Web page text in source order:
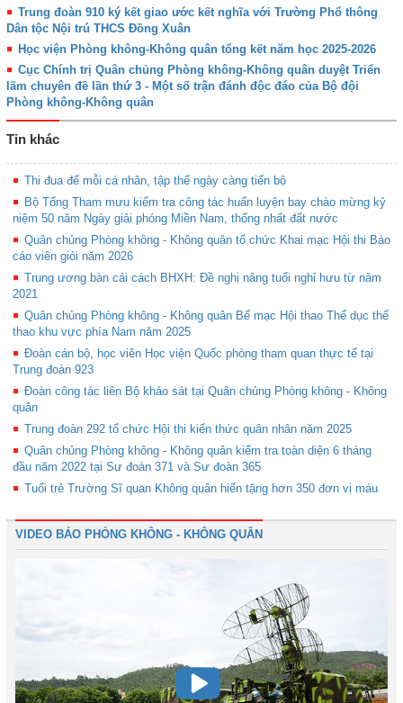
Trung đoàn 910 ký kết giao ước kết nghĩa với Trường Phổ thông
Dân tộc Nội trú THCS Đồng Xuân
Học viện Phòng không-Không quân tổng kết năm học 2025-2026
Cục Chính trị Quân chủng Phòng không-Không quân duyệt Triển
lãm chuyên đề lần thứ 3 - Một số trận đánh độc đáo của Bộ đội
Phòng không-Không quân
Tin khác
Thi đua để mỗi cá nhân, tập thể ngày càng tiến bộ
Bộ Tổng Tham mưu kiểm tra công tác huấn luyện bay chào mừng kỷ
niệm 50 năm Ngày giải phóng Miền Nam, thống nhất đất nước
Quân chủng Phòng không - Không quân tổ chức Khai mạc Hội thi Báo
cáo viên giỏi năm 2026
Trung ương bàn cải cách BHXH: Đề nghị nâng tuổi nghỉ hưu từ năm
2021
Quân chủng Phòng không - Không quân Bế mạc Hội thao Thể dục thể
thao khu vực phía Nam năm 2025
Đoàn cán bộ, học viên Học viện Quốc phòng tham quan thực tế tại
Trung đoàn 923
Đoàn công tác liên Bộ khảo sát tại Quân chủng Phòng không - Không
quân
Trung đoàn 292 tổ chức Hội thi kiến thức quân nhân năm 2025
Quân chủng Phòng không - Không quân kiểm tra toàn diện 6 tháng
đầu năm 2022 tại Sư đoàn 371 và Sư đoàn 365
Tuổi trẻ Trường Sĩ quan Không quân hiến tặng hơn 350 đơn vị máu
VIDEO BÁO PHÒNG KHÔNG - KHÔNG QUÂN